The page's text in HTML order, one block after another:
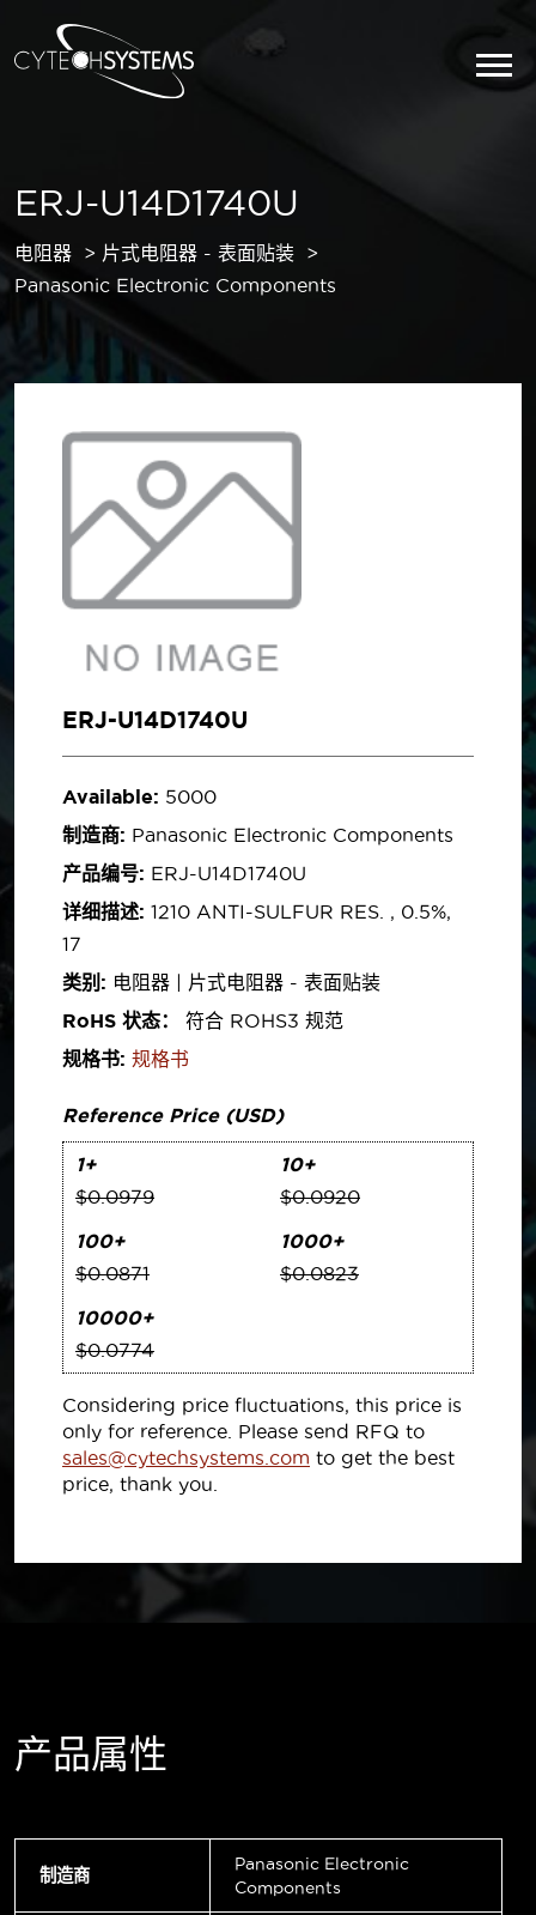
ERJ-U14D1740U
电阻器
片式电阻器 - 表面贴装
Panasonic Electronic Components
ERJ-U14D1740U
Available: 5000
制造商: Panasonic Electronic Components
产品编号: ERJ-U14D1740U
详细描述: 1210 ANTI-SULFUR RES. , 0.5%,
17
类别: 电阻器 | 片式电阻器 - 表面贴装
RoHS 状态：
符合 ROHS3 规范
规格书: 规格书
Reference Price (USD)
1+
$0.0979
10+
$0.0920
100+
$0.0871
1000+
$0.0823
10000+
$0.0774
Considering price fluctuations, this price is
only for reference. Please send RFQ to
sales@cytechsystems.com to get the best
price, thank you.
产品属性
制造商
Panasonic Electronic
Components